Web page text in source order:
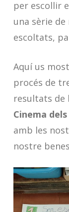
per escollir
una sèrie
escoltats,
Aquí us
procés de
resultats de
Cinema
amb les
nostre